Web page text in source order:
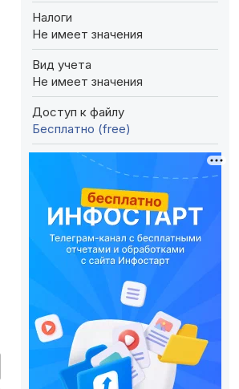
Налоги
Не имеет значения
Вид учета
Не имеет значения
Доступ к файлу
Бесплатно (free)